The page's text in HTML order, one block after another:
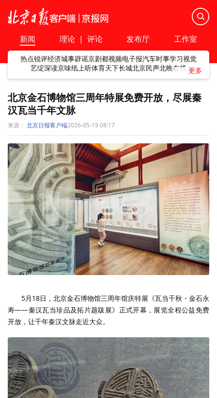
新闻 理论 | 评论 发布厅 工作室
热点锐评经济城事辟谣京剧都视频电子报汽车时事学习视觉
艺绽深读京味纸上听体育天下长城北京民声北晚在线
北京金石博物馆三周年特展免费开放，尽展秦
汉瓦当千年文脉
来源： 北京日报客户端2026-05-19 08:17
5月18日，北京金石博物馆三周年馆庆特展《瓦当千秋・金石永
寿——秦汉瓦当珍品及拓片题跋展》正式开幕，展览全程公益免费
开放，让千年秦汉文脉走近大众。